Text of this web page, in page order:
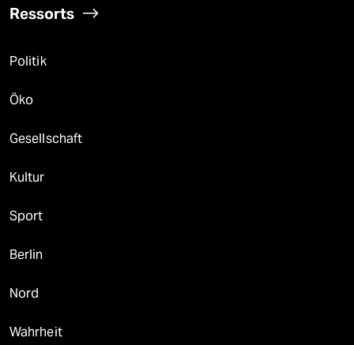
Ressorts
Politik
Öko
Gesellschaft
Kultur
Sport
Berlin
Nord
Wahrheit